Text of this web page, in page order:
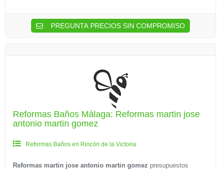
PREGUNTA PRECIOS SIN COMPROMISO
Reformas Baños Málaga: Reformas martin jose
antonio martin gomez
Reformas Baños en Rincón de la Victoria
Reformas martin jose antonio martin gomez presupuestos